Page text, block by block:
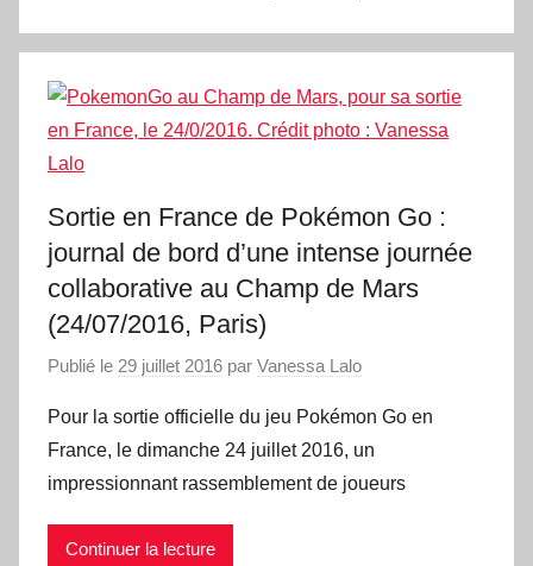
Sortie en France de Pokémon Go :
journal de bord d’une intense journée
collaborative au Champ de Mars
(24/07/2016, Paris)
Publié le 29 juillet 2016 par Vanessa Lalo
Pour la sortie officielle du jeu Pokémon Go en
France, le dimanche 24 juillet 2016, un
impressionnant rassemblement de joueurs
Continuer la lecture